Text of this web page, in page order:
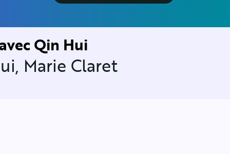
Qin Hui
, Marie Claret